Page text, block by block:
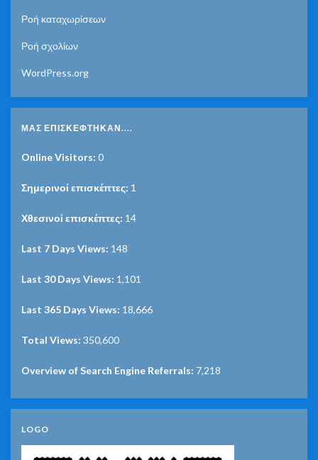
Ροή καταχωρίσεων
Ροή σχολίων
WordPress.org
ΜΑΣ ΕΠΙΣΚΈΦΤΗΚΑΝ....
Online Visitors: 0
Σημερινοί επισκέπτες: 1
Χθεσινοί επισκέπτες: 14
Last 7 Days Views: 148
Last 30 Days Views: 1,101
Last 365 Days Views: 18,666
Total Views: 350,600
Overview of Search Engine Referrals: 7,218
LOGO